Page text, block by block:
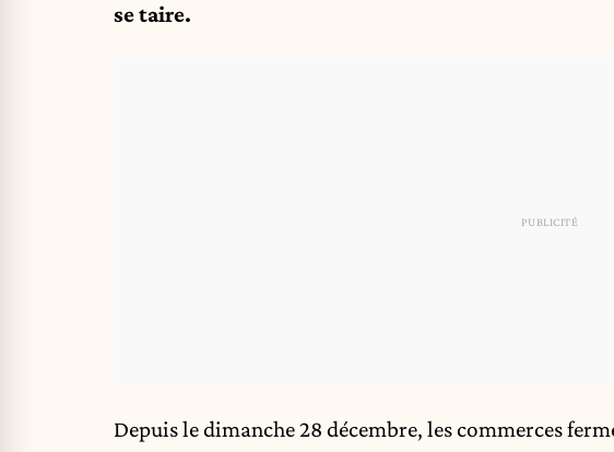
se taire.
Depuis le dimanche 28 décembre, les commerces